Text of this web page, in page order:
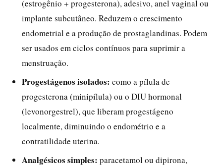
(estrogênio + progesterona), adesivo, anel vaginal ou
implante subcutâneo. Reduzem o crescimento
endometrial e a produção de prostaglandinas. Podem
ser usados em ciclos contínuos para suprimir a
menstruação.
Progestágenos isolados: como a pílula de
progesterona (minipílula) ou o DIU hormonal
(levonorgestrel), que liberam progestágeno
localmente, diminuindo o endométrio e a
contratilidade uterina.
Analgésicos simples: paracetamol ou dipirona,